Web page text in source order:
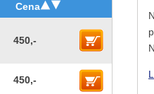
Cena
450,-
450,-